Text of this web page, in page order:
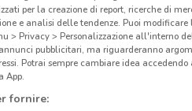
Lidl
per la creazione di report, ricerche di
e analisi delle tendenze. Puoi modificare
> Privacy > Personalizzazione all'interno
pubblicitari, ma riguarderanno
Potrai sempre cambiare idea accedendo
App.
fornire: